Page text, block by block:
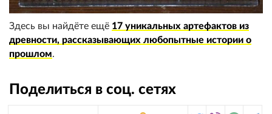
Здесь вы найдёте ещё 17 уникальных артефактов из
древности, рассказывающих любопытные истории о
прошлом.
Поделиться в соц. сетях